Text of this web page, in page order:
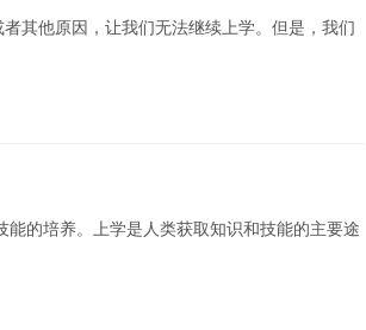
其他原因，让我们无法继续上学。但是，我们
的培养。上学是人类获取知识和技能的主要途